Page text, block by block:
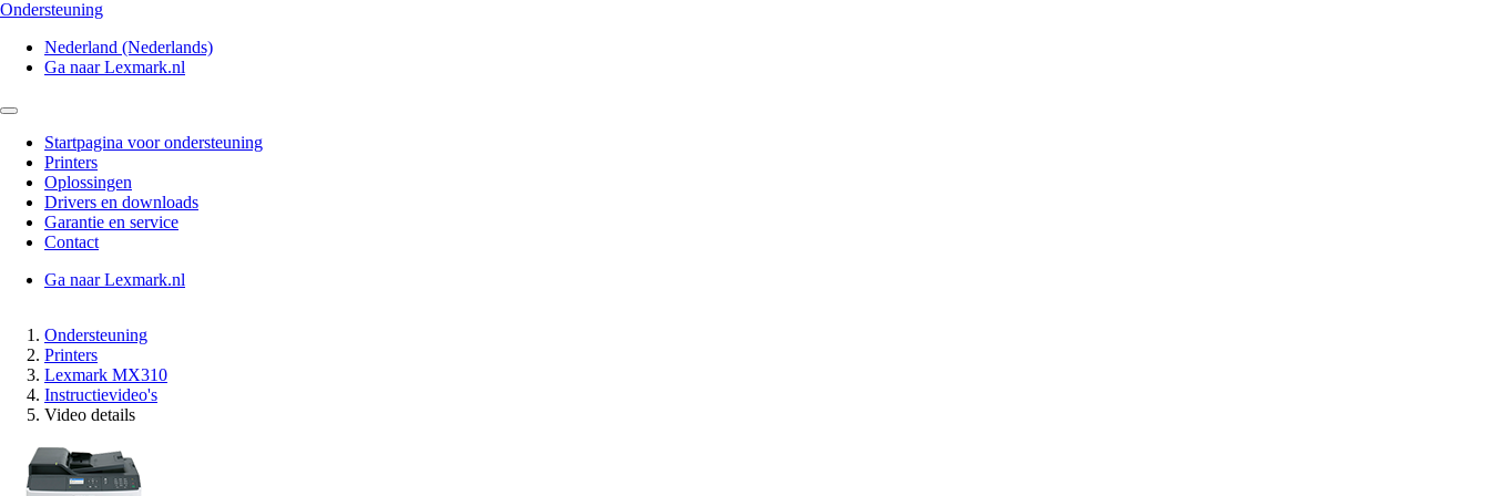
Ondersteuning
Nederland (Nederlands)
Ga naar Lexmark.nl
Startpagina voor ondersteuning
Printers
Oplossingen
Drivers en downloads
Garantie en service
Contact
Ga naar Lexmark.nl
Ondersteuning
Printers
Lexmark MX310
Instructievideo's
Video details